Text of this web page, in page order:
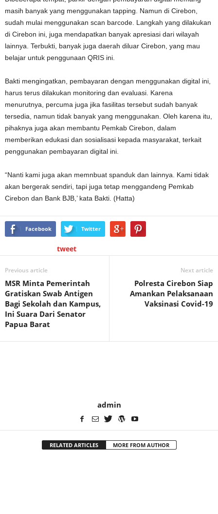
masih banyak yang menggunakan tapping. Namun di Cirebon,
sudah mulai menggunakan scan barcode. Langkah yang dilakukan
di Cirebon ini, juga mendapatkan banyak apresiasi dari wilayah
lainnya. Terbukti, banyak juga daerah diluar Cirebon, yang mau
belajar untuk penggunaan QRIS ini.
Bakti mengingatkan, pembayaran dengan menggunakan digital ini,
harus terus dilakukan monitoring dan evaluasi. Karena
menurutnya, percuma juga jika fasilitas tersebut sudah banyak
tersedia, namun tidak banyak yang menggunakan. Oleh karena itu,
pihaknya juga akan membantu Pemkab Cirebon, dalam
memberikan edukasi dan sosialisasi kepada masyarakat, terkait
penggunakan pembayaran digital ini.
“Nanti kami juga akan memnbuat spanduk dan lainnya. Kami tidak
akan bergerak sendiri, tapi juga tetap menggandeng Pemkab
Cirebon dan Bank BJB,’ kata Bakti. (Hatta)
Facebook Twitter
tweet
Previous article
MSR Minta Pemerintah
Gratiskan Swab Antigen
Bagi Sekolah dan Kampus,
Ini Suara Dari Senator
Papua Barat
Next article
Polresta Cirebon Siap
Amankan Pelaksanaan
Vaksinasi Covid-19
admin
RELATED ARTICLES MORE FROM AUTHOR